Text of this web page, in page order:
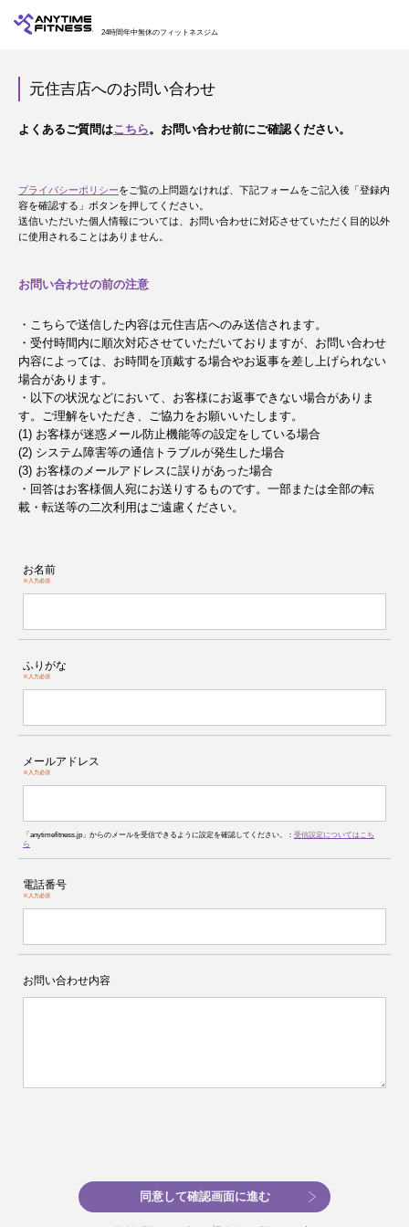
24時間年中無休のフィットネスジム
元住吉店へのお問い合わせ
よくあるご質問はこちら。お問い合わせ前にご確認ください。
プライバシーポリシーをご覧の上問題なければ、下記フォームをご記入後「登録内
容を確認する」ボタンを押してください。
送信いただいた個人情報については、お問い合わせに対応させていただく目的以外
に使用されることはありません。
お問い合わせの前の注意
・こちらで送信した内容は元住吉店へのみ送信されます。
・受付時間内に順次対応させていただいておりますが、お問い合わせ
内容によっては、お時間を頂戴する場合やお返事を差し上げられない
場合があります。
・以下の状況などにおいて、お客様にお返事できない場合がありま
す。ご理解をいただき、ご協力をお願いいたします。
(1) お客様が迷惑メール防止機能等の設定をしている場合
(2) システム障害等の通信トラブルが発生した場合
(3) お客様のメールアドレスに誤りがあった場合
・回答はお客様個人宛にお送りするものです。一部または全部の転
載・転送等の二次利用はご遠慮ください。
お名前
※入力必須
ふりがな
※入力必須
メールアドレス
※入力必須
「anytimefitness.jp」からのメールを受信できるように設定を確認してください。： 受信設定についてはこち
ら
電話番号
※入力必須
お問い合わせ内容